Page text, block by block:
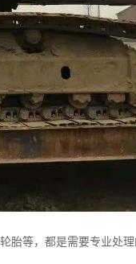
胎等，都是需要专业处